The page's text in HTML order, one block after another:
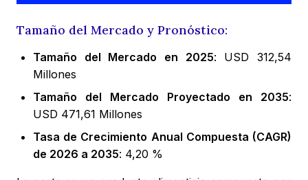
Tamaño del Mercado y Pronóstico:
Tamaño del Mercado en 2025: USD 312,54
Millones
Tamaño del Mercado Proyectado en 2035:
USD 471,61 Millones
Tasa de Crecimiento Anual Compuesta (CAGR)
de 2026 a 2035: 4,20 %